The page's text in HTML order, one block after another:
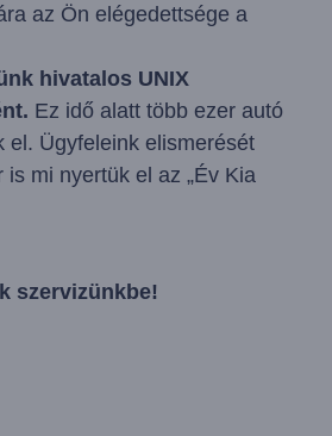
az Ön elégedettsége a
hivatalos UNIX
Ez idő alatt több ezer autó
el. Ügyfeleink elismerését
mi nyertük el az „Év Kia
szervizünkbe!